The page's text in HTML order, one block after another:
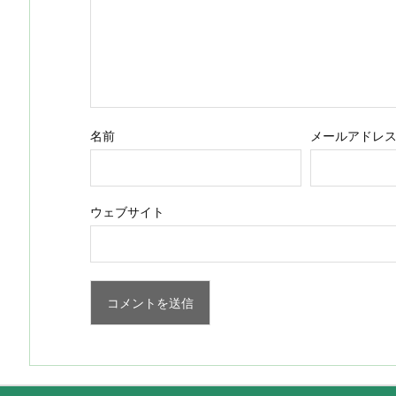
名前 メールアドレス
ウェブサイト